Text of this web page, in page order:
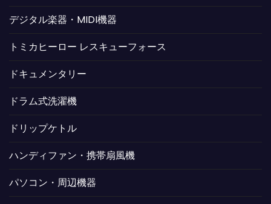
デジタル楽器・MIDI機器
トミカヒーロー レスキューフォース
ドキュメンタリー
ドラム式洗濯機
ドリップケトル
ハンディファン・携帯扇風機
パソコン・周辺機器